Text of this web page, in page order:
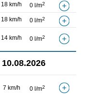
18 km/h 0 l/m2
18 km/h 0 l/m2
14 km/h 0 l/m2
10.08.2026
7 km/h 0 l/m2